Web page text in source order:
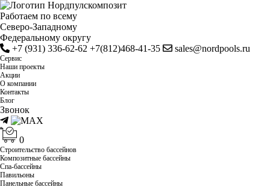
Работаем по всему
Cеверо-Западному
Федеральному округу
+7 (931) 336-62-62 +7(812)468-41-35 sales@nordpools.ru
Cервис
Наши проекты
Акции
О компании
Контакты
Блог
Звонок
0
Строительство бассейнов
Композитные бассейны
Спа-бассейны
Павильоны
Панельные бассейны